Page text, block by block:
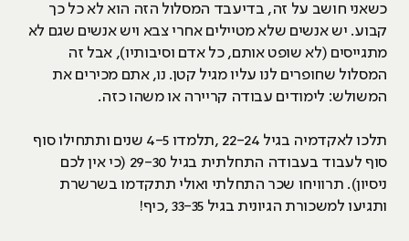
כשאני חושב על זה, בדיעבד המסלול הזה הוא לא כל כך
קבוע. יש אנשים שלא מטיילים אחרי צבא ויש אנשים שגם לא
מתגייסים (לא שופט אותם, כל אדם וסיבותיו), אבל זה
המסלול שחופרים לנו עליו מגיל קטן. נו, אתם מכירים את
המשולש: לימודים עבודה קריירה או משהו כזה.
תלכו לאקדמיה בגיל 22-24 ,תלמדו 4-5 שנים ותתחילו סוף
סוף לעבוד בעבודה התחלתית בגיל 29-30 (כי אין לכם
ניסיון). תרוויחו שכר התחלתי ואולי תתקדמו בשרשרת
ותגיעו למשכורת הגיונית בגיל 33-35 ,כיף!